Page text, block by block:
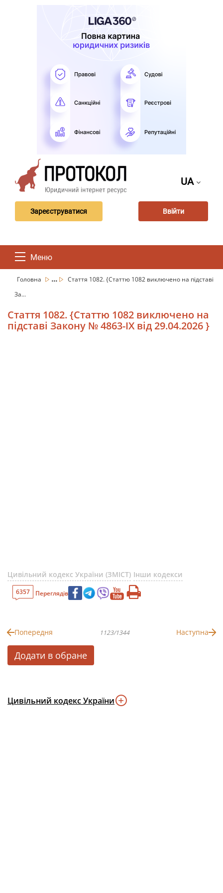
UA
Зареєструватися Ввійти
Меню
Головна ...
Стаття 1082. {Статтю 1082 виключено на підставі
За...
Стаття 1082. {Статтю 1082 виключено на
підставі Закону № 4863-IX від 29.04.2026 }
Цивільний кодекс України (ЗМІСТ) Інши кодекси
6357 Переглядів
Попередня 1123/1344 Наступна
Додати в обране
Цивільний кодекс України